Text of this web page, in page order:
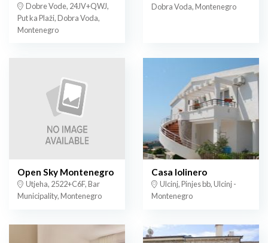
Dobre Vode, 24JV+QWJ,
Put ka Plaži, Dobra Voda,
Montenegro
Dobra Voda, Montenegro
Open Sky Montenegro
Utjeha, 2522+C6F, Bar
Municipality, Montenegro
Casa lolinero
Ulcinj, Pinjes bb, Ulcinj -
Montenegro